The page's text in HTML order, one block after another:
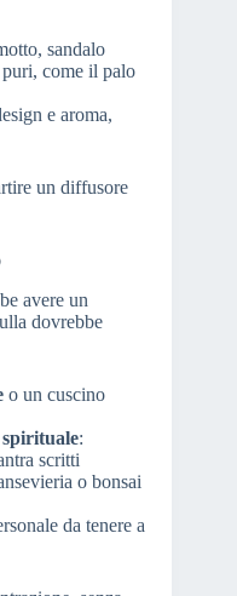
sandalo
come il palo
e aroma,
un diffusore
avere un
dovrebbe
o un cuscino
spirituale:
scritti
o bonsai
da tenere a